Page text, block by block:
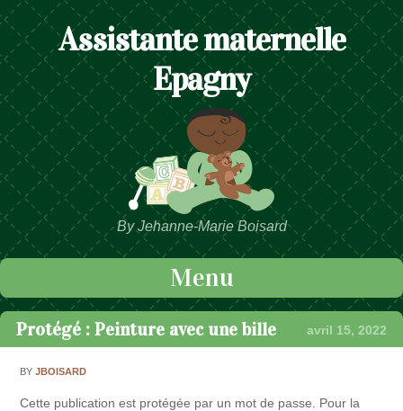
Assistante maternelle
Epagny
By Jehanne-Marie Boisard
Menu
Passer au contenu
Protégé : Peinture avec une bille avril 15, 2022
BYJBOISARD
Cette publication est protégée par un mot de passe. Pour la